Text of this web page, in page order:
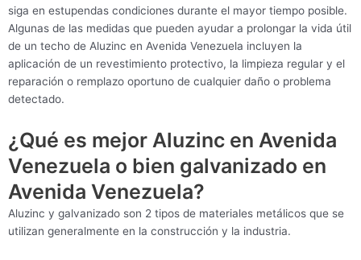
siga en estupendas condiciones durante el mayor tiempo posible.
Algunas de las medidas que pueden ayudar a prolongar la vida útil
de un techo de Aluzinc en Avenida Venezuela incluyen la
aplicación de un revestimiento protectivo, la limpieza regular y el
reparación o remplazo oportuno de cualquier daño o problema
detectado.
¿Qué es mejor Aluzinc en Avenida
Venezuela o bien galvanizado en
Avenida Venezuela?
Aluzinc y galvanizado son 2 tipos de materiales metálicos que se
utilizan generalmente en la construcción y la industria.